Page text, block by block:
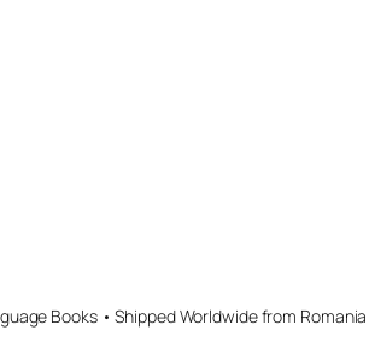
Books • Shipped Worldwide from Romania